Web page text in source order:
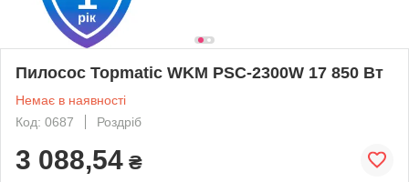
Пилосос Topmatic WKM PSC-2300W 17 850 Вт
Немає в наявності
Код: 0687
Роздріб
3 088,54 ₴